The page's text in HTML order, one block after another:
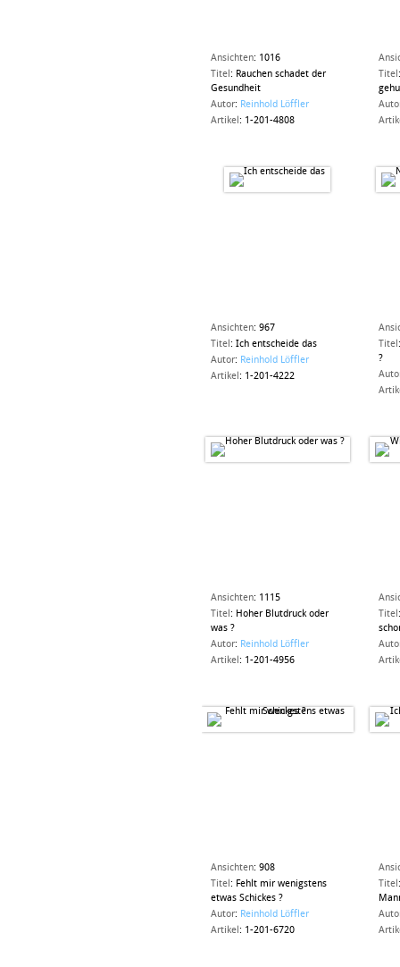
Ansichten: 1016
Titel : Rauchen schadet der
Gesundheit
Autor: Reinhold Löffler
Artikel : 1-201-4808
Titel
Ansichten: 967
Titel : Ich entscheide das
Autor: Reinhold Löffler
Artikel : 1-201-4222
Titel
?
Ansichten: 1115
Titel : Hoher Blutdruck oder
was ?
Autor: Reinhold Löffler
Artikel : 1-201-4956
Titel
Ansichten: 908
Titel : Fehlt mir wenigstens
etwas Schickes ?
Autor: Reinhold Löffler
Artikel : 1-201-6720
Titel